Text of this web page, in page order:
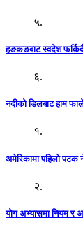
५.
हङकङबाट स्वदेश
६.
नदीको डिलबाट हाम
१.
अमेरिकामा पहिलो पटक
२.
योग अभ्यासमा नियम र